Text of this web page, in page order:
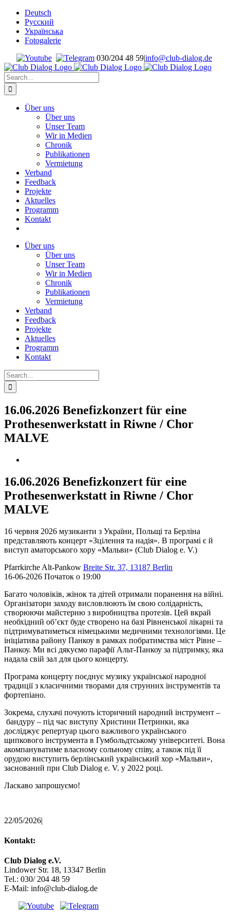
Skip
content
Deutsch
Русский
Українська
Fotogalerie
030/204 48 59|info@club-dialog.de
Search
for:
Über uns
Über uns
Unser Team
Wir in Medien
Chronik
Publikationen
Vermietung
Verband
Feedback
Projekte
Aktuelles
Programm
Kontakt
Über uns
Über uns
Unser Team
Wir in Medien
Chronik
Publikationen
Vermietung
Verband
Feedback
Projekte
Aktuelles
Programm
Kontakt
Search
for:
16.06.2026 Benefizkonzert für eine
Prothesenwerkstatt in Riwne / Chor
MALVE
16.06.2026 Benefizkonzert für eine
Prothesenwerkstatt in Riwne / Chor
MALVE
16 червня 2026 музиканти з України, Польщі та Берліна
представляють концерт «Зцілення та надія». В програмі є й
виступ аматорського хору «Мальви» (Club Dialog e. V.)
Pfarrkirche Alt-Pankow Breite Str. 37, 13187 Berlin
16-06-2026 Початок о 19:00
Багато чоловіків, жінок та дітей отримали поранення на війні.
Організатори заходу висловлюють їм свою солідарність,
створюючи майстерню з виробництва протезів. Цей вкрай
необхідний об’єкт буде створено на базі Рівненської лікарні та
підтримуватиметься німецькими медичними технологіями. Це
ініціатива району Панкоу в рамках побратимства міст Рівне –
Панкоу. Ми всі дякуємо парафії Альт-Панкоу за підтримку, яка
надала свій зал для цього концерту.
Програма концерту поєднує музику української народної
традиції з класичними творами для струнних інструментів та
фортепіано.
Зокрема, слухачі почують історичний народний інструмент –
бандуру – під час виступу Христини Петринки, яка
досліджує репертуар цього важливого українського
щипкового інструмента в Гумбольдтському університеті. Вона
акомпануватиме власному сольному співу, а також під її
орудою виступить берлінський український хор «Мальви»,
заснований при Club Dialog e. V. у 2022 році.
Ласкаво запрошуємо!
22/05/2026|
Kontakt:
Club Dialog e.V.
Lindower Str. 18, 13347 Berlin
Tel.: 030/ 204 48 59
E-Mail: info@club-dialog.de